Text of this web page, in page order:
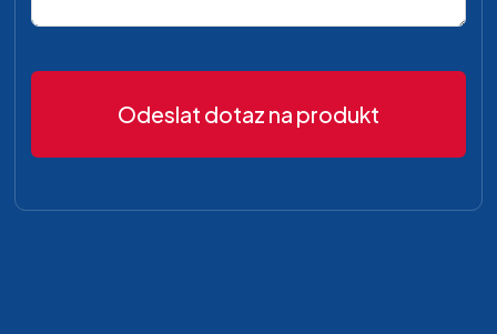
Odeslat dotaz na produkt